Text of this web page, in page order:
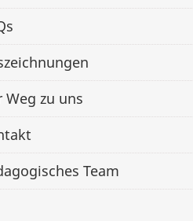
Weg zu uns
Team